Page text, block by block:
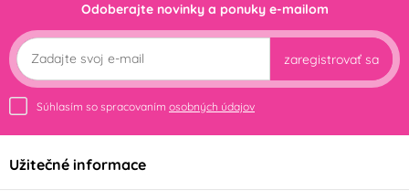
Odoberajte novinky a ponuky e-mailom
zaregistrovať sa
Súhlasím so spracovaním osobných údajov
Užitečné informace